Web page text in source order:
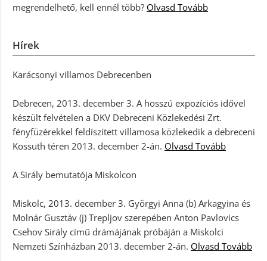
megrendelhető, kell ennél több? Olvasd Tovább
Hírek
Karácsonyi villamos Debrecenben
Debrecen, 2013. december 3. A hosszú expozíciós idővel
készült felvételen a DKV Debreceni Közlekedési Zrt.
fényfüzérekkel feldíszített villamosa közlekedik a debreceni
Kossuth téren 2013. december 2-án. Olvasd Tovább
A Sirály bemutatója Miskolcon
Miskolc, 2013. december 3. Györgyi Anna (b) Arkagyina és
Molnár Gusztáv (j) Trepljov szerepében Anton Pavlovics
Csehov Sirály című drámájának próbáján a Miskolci
Nemzeti Színházban 2013. december 2-án. Olvasd Tovább